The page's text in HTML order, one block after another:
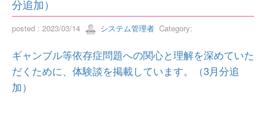
分追加）
posted : 2023/03/14 システム管理者 Category:
ギャンブル等依存症問題への関心と理解を深めていた
だくために、体験談を掲載しています。（3月分追
加）